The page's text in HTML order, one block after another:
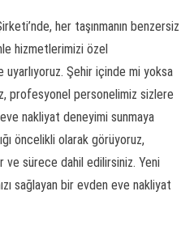
her taşınmanın benzersiz
hizmetlerimizi özel
Şehir içinde mi yoksa
profesyonel personelimiz sizlere
nakliyat deneyimi sunmaya
öncelikli olarak görüyoruz,
ve sürece dahil edilirsiniz. Yeni
sağlayan bir evden eve nakliyat